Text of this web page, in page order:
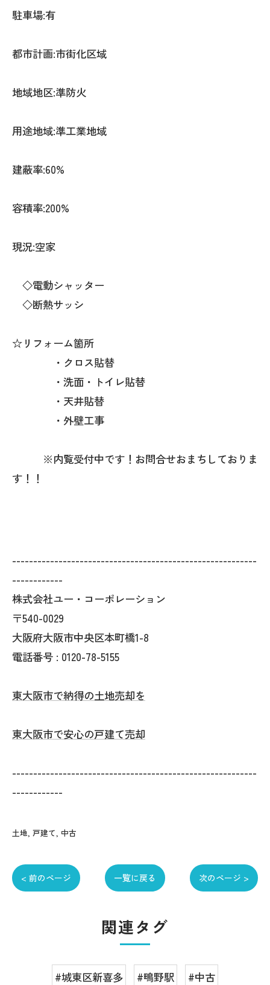
駐車場:有
都市計画:市街化区域
地域地区:準防火
用途地域:準工業地域
建蔽率:60%
容積率:200%
現況:空家
◇電動シャッター
◇断熱サッシ
☆リフォーム箇所
・クロス貼替
・洗面・トイレ貼替
・天井貼替
・外壁工事
※内覧受付中です！お問合せおまちしておりま
す！！
----------------------------------------------------------
------------
株式会社ユー・コーポレーション
〒540-0029
大阪府大阪市中央区本町橋1-8
電話番号 : 0120-78-5155
東大阪市で納得の土地売却を
東大阪市で安心の戸建て売却
----------------------------------------------------------
------------
土地 戸建て 中古
< 前のページ 一覧に戻る 次のページ >
関連タグ
#城東区新喜多 #鴫野駅
#中古